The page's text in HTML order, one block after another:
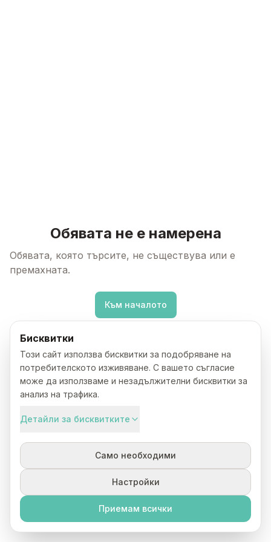
Обявата не е намерена
Обявата, която търсите, не съществува или е
премахната.
Към началото
Бисквитки
Този сайт използва бисквитки за подобряване на
потребителското изживяване. С вашето съгласие
може да използваме и незадължителни бисквитки за
анализ на трафика.
Детайли за бисквитките
Само необходими
Настройки
Приемам всички